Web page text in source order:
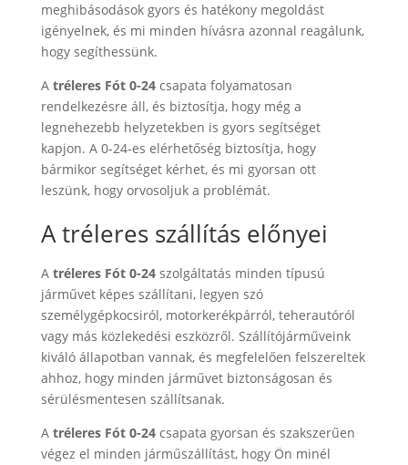
meghibásodások gyors és hatékony megoldást
igényelnek, és mi minden hívásra azonnal reagálunk,
hogy segíthessünk.
A tréleres Fót 0-24csapata folyamatosan
rendelkezésre áll, és biztosítja, hogy még a
legnehezebb helyzetekben is gyors segítséget
kapjon. A 0-24-es elérhetőség biztosítja, hogy
bármikor segítséget kérhet, és mi gyorsan ott
leszünk, hogy orvosoljuk a problémát.
A tréleres szállítás előnyei
A tréleres Fót 0-24szolgáltatás minden típusú
járművet képes szállítani, legyen szó
személygépkocsiról, motorkerékpárról, teherautóról
vagy más közlekedési eszközről. Szállítójárműveink
kiváló állapotban vannak, és megfelelően felszereltek
ahhoz, hogy minden járművet biztonságosan és
sérülésmentesen szállítsanak.
A tréleres Fót 0-24csapata gyorsan és szakszerűen
végez el minden járműszállítást, hogy Ön minél